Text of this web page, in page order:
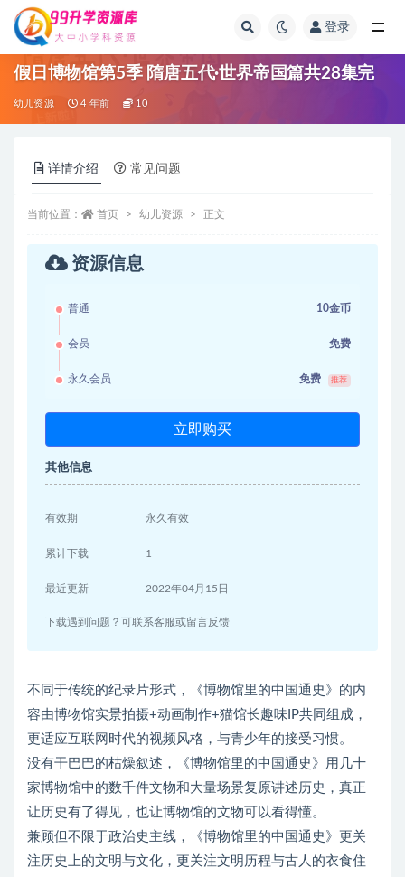
登录
假日博物馆第5季 隋唐五代·世界帝国篇共28集完
幼儿资源 4 年前 10
详情介绍 常见问题
当前位置： 首页 幼儿资源 正文
资源信息
普通 10金币
会员 免费
永久会员 免费 推荐
立即购买
其他信息
有效期 永久有效
累计下载 1
最近更新 2022年04月15日
下载遇到问题？可联系客服或留言反馈
不同于传统的纪录片形式，《博物馆里的中国通史》的内
容由博物馆实景拍摄+动画制作+猫馆长趣味IP共同组成，
更适应互联网时代的视频风格，与青少年的接受习惯。
没有干巴巴的枯燥叙述，《博物馆里的中国通史》用几十
家博物馆中的数千件文物和大量场景复原讲述历史，真正
让历史有了得见，也让博物馆的文物可以看得懂。
兼顾但不限于政治史主线，《博物馆里的中国通史》更关
注历史上的文明与文化，更关注文明历程与古人的衣食住